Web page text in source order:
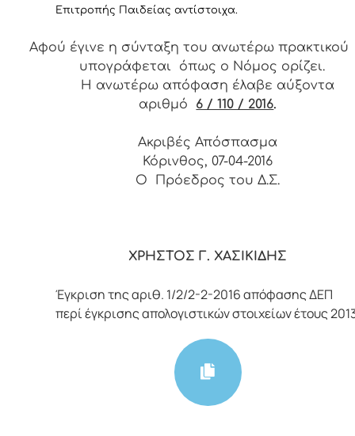
Επιτροπής Παιδείας αντίστοιχα.
Αφού έγινε η σύνταξη του ανωτέρω πρακτικού
υπογράφεται όπως ο Νόμος ορίζει.
Η ανωτέρω απόφαση έλαβε αύξοντα
αριθμό 6 / 110 / 2016.
Ακριβές Απόσπασμα
Κόρινθος, 07-04-2016
Ο Πρόεδρος του Δ.Σ.
ΧΡΗΣΤΟΣ Γ. ΧΑΣΙΚΙΔΗΣ
Έγκριση της αριθ. 1/2/2-2-2016 απόφασης ΔΕΠ
περί έγκρισης απολογιστικών στοιχείων έτους